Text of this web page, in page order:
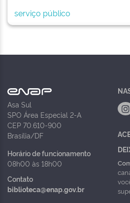
serviço público
Asa Sul
SPO Área Especial 2-A
CEP 70.610-900
Brasília/DF
Horário de funcionamento
08h00 às 18h00
Contato
biblioteca@enap.gov.br